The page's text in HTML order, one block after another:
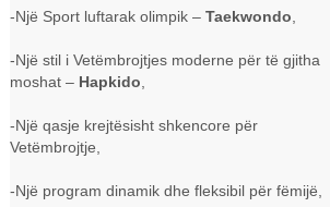
-Një Sport luftarak olimpik – Taekwondo,
-Një stil i Vetëmbrojtjes moderne për të gjitha
moshat – Hapkido,
-Një qasje krejtësisht shkencore për
Vetëmbrojtje,
-Një program dinamik dhe fleksibil për fëmijë,